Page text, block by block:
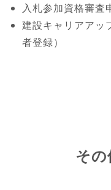
入札参加資格審査
建設キャリアアッ
者登録）
そ